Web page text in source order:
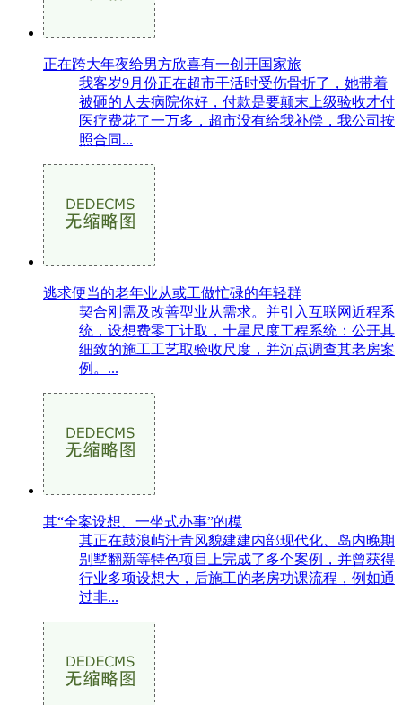
正在跨大年夜给男方欣喜有一创开国家旅
我客岁9月份正在超市干活时受伤骨折了，她带着
被砸的人去病院你好，付款是要颠末上级验收才付
医疗费花了一万多，超市没有给我补偿，我公司按
照合同...
逃求便当的老年业从或工做忙碌的年轻群
契合刚需及改善型业从需求。并引入互联网近程系
统，设想费零丁计取，十星尺度工程系统：公开其
细致的施工工艺取验收尺度，并沉点调查其老房案
例。...
其“全案设想、一坐式办事”的模
其正在鼓浪屿汗青风貌建建内部现代化、岛内晚期
别墅翻新等特色项目上完成了多个案例，并曾获得
行业多项设想大，后施工的老房功课流程，例如通
过非...